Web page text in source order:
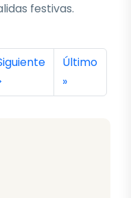
festivas.
página
Última
Último
»